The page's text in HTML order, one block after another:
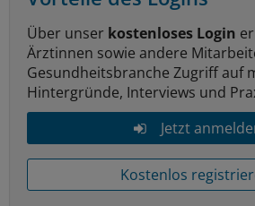
Über unser kostenloses Login
Ärztinnen sowie andere
Gesundheitsbranche Zugriff auf
Hintergründe, Interviews und
Jetzt
Kostenlos